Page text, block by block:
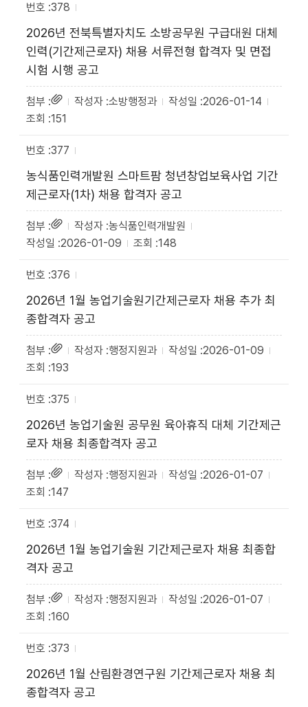
378
2026년 전북특별자치도 소방공무원 구급대원 대체
인력(기간제근로자) 채용 서류전형 합격자 및 면접
시험 시행 공고
소방행정과
2026-01-14
151
377
농식품인력개발원 스마트팜 청년창업보육사업 기간
제근로자(1차) 채용 합격자 공고
농식품인력개발원
2026-01-09
148
376
2026년 1월 농업기술원기간제근로자 채용 추가 최
종합격자 공고
행정지원과
2026-01-09
193
375
2026년 농업기술원 공무원 육아휴직 대체 기간제근
로자 채용 최종합격자 공고
행정지원과
2026-01-07
147
374
2026년 1월 농업기술원 기간제근로자 채용 최종합
격자 공고
행정지원과
2026-01-07
160
373
2026년 1월 산림환경연구원 기간제근로자 채용 최
종합격자 공고